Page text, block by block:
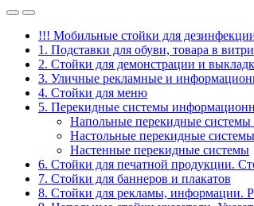
!!! Мобильные стойки для
1. Подставки для обуви, товара в
2. Стойки для демонстрации и
3. Уличные рекламные и
4. Стойки для меню
5. Перекидные системы
Напольные перекидные системы
Настольные перекидные системы
Настенные перекидные системы
6. Стойки для печатной продукции.
7. Стойки для баннеров и плакатов
8. Стойки для рекламы, информации.